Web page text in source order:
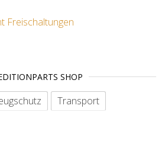
Freischaltungen
SHOP
Transport